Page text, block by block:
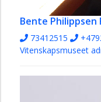
Bente Philippsen
73412515
Vitenskapsmuseet